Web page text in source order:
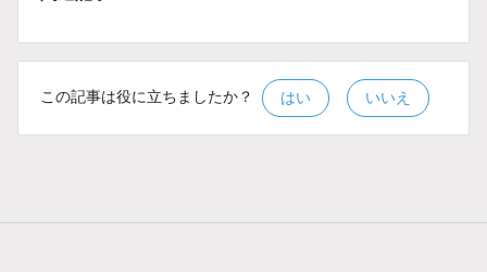
この記事は役に立ちましたか？ はい いいえ